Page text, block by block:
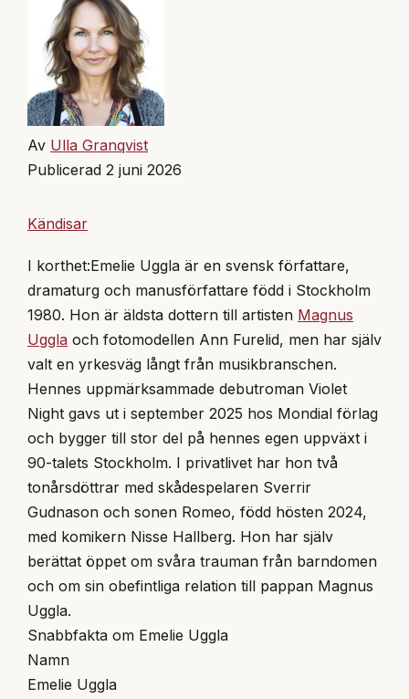
Av Ulla Granqvist
Publicerad 2 juni 2026
Kändisar
I korthet:Emelie Uggla är en svensk författare,
dramaturg och manusförfattare född i Stockholm
1980. Hon är äldsta dottern till artisten Magnus
Uggla och fotomodellen Ann Furelid, men har själv
valt en yrkesväg långt från musikbranschen.
Hennes uppmärksammade debutroman Violet
Night gavs ut i september 2025 hos Mondial förlag
och bygger till stor del på hennes egen uppväxt i
90-talets Stockholm. I privatlivet har hon två
tonårsdöttrar med skådespelaren Sverrir
Gudnason och sonen Romeo, född hösten 2024,
med komikern Nisse Hallberg. Hon har själv
berättat öppet om svåra trauman från barndomen
och om sin obefintliga relation till pappan Magnus
Uggla.
Snabbfakta om Emelie Uggla
Namn
Emelie Uggla